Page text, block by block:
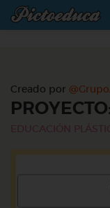
Creado por
EDUCACIÓN